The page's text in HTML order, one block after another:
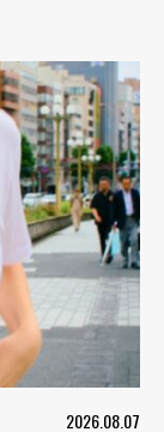
2026.08.07